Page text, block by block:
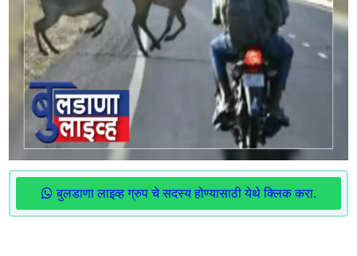
बुलडाणा लाइव्ह ग्रुप चे सदस्य होण्यासाठी येथे क्लिक करा.